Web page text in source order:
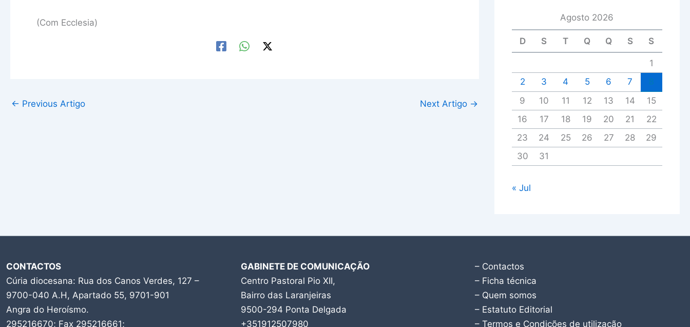
(Com Ecclesia)
← Previous Artigo Next Artigo →
Agosto 2026
D S T Q Q S S
1
2
3 4 5 6 7
9
10 11 12 13 14
15
16
17 18 19 20 21
22
23
24 25 26 27 28
29
30
31
« Jul
CONTACTOS
Cúria diocesana: Rua dos Canos Verdes, 127 –
9700-040 A.H, Apartado 55, 9701-901
Angra do Heroísmo.
295216670; Fax 295216661;
GABINETE DE COMUNICAÇÃO
Centro Pastoral Pio XII,
Bairro das Laranjeiras
9500-294 Ponta Delgada
+351912507980
– Contactos
– Ficha técnica
– Quem somos
– Estatuto Editorial
– Termos e Condições de utilização